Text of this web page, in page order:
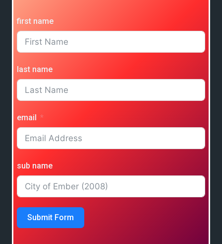
first name
last name
email
sub name
Submit Form